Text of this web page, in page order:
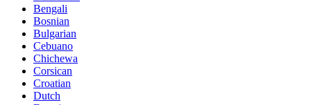
Bengali
Bosnian
Bulgarian
Cebuano
Chichewa
Corsican
Croatian
Dutch